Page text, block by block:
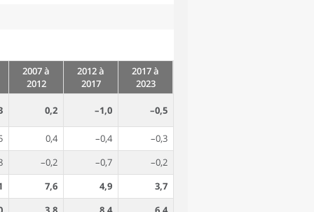
2007 à
2012
2012 à
2017
2017 à
2023
0,2 –1,0 –0,5
0,4 –0,4
–0,3
–0,2 –0,7
–0,2
7,6 4,9
3,7